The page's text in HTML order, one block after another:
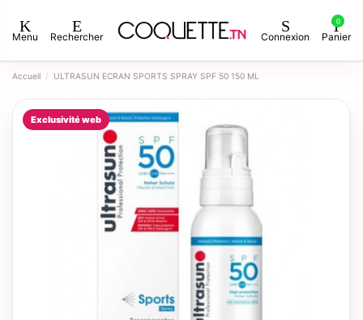
Menu Rechercher Connexion
0
Panier
Accueil ULTRASUN ECRAN SPORTS SPRAY SPF 50 150 ML
Exclusivité web